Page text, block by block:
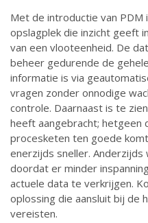
Met de introductie van
opslagplek die inzicht geeft
van een vlooteenheid. De
beheer gedurende de
informatie is via
vragen zonder onnodige
controle. Daarnaast is te
heeft aangebracht; hetgeen
procesketen ten goede
enerzijds sneller.
doordat er minder
actuele data te verkrijgen.
oplossing die aansluit bij de
vereisten.